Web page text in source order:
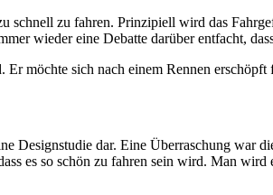
zu fahren. Prinzipiell wird das
wieder eine Debatte darüber entfacht,
möchte sich nach einem Rennen erschöpft
Designstudie dar. Eine Überraschung war
es so schön zu fahren sein wird. Man